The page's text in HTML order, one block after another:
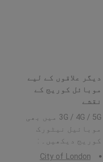
دیگر علاقوں کے لیے
موبائل کوریج کے
نقشے
3G / 4G / 5G میں بھی
موبائیل نیٹورک
کوریج دیکھیں۔ :
City of London